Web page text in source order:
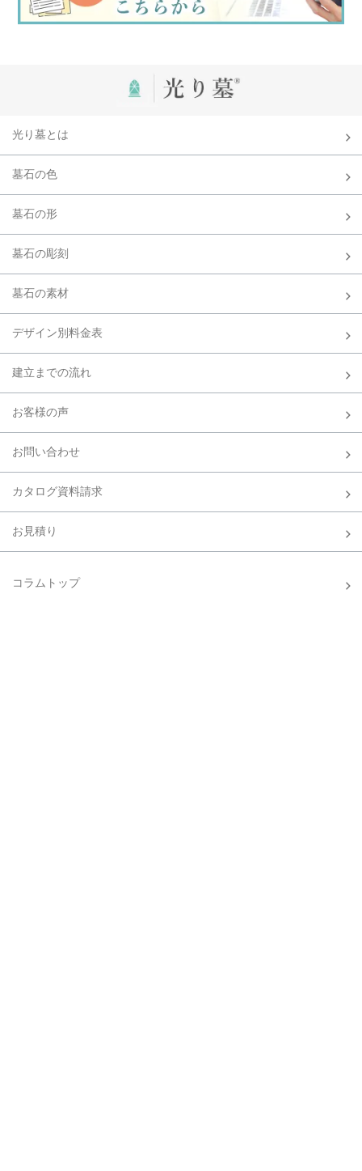
光り墓とは
墓石の色
墓石の形
墓石の彫刻
墓石の素材
デザイン別料金表
建立までの流れ
お客様の声
お問い合わせ
カタログ資料請求
お見積り
コラムトップ